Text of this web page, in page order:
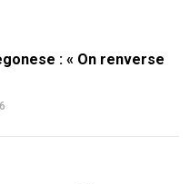
: « On renverse